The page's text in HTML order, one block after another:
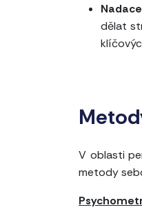
dělat
V oblasti
metody